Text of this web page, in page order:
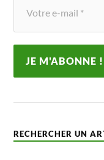
RECHERCHER UN